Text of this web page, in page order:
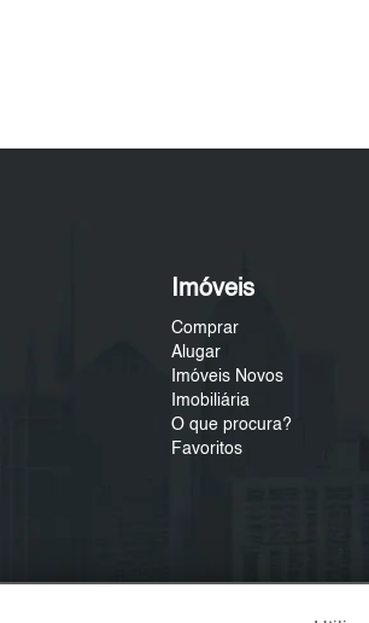
Imóveis
Comprar
Alugar
Imóveis Novos
Imobiliária
O que procura?
Favoritos